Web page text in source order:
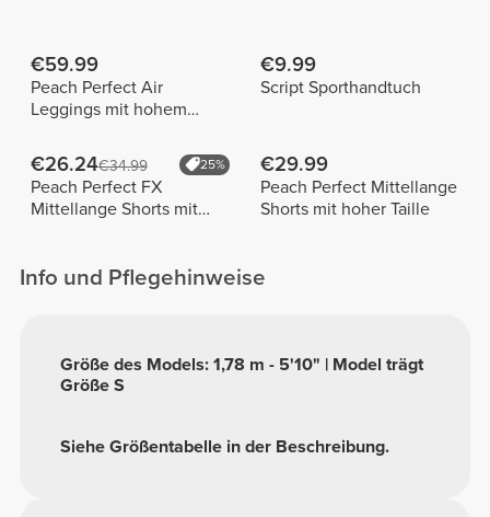
€59.99
Peach Perfect Air
Leggings mit hohem
€9.99
Script Sporthandtuch
€26.24€34.99 25%
Peach Perfect FX
Mittellange Shorts mit
€29.99
Peach Perfect Mittellange
Shorts mit hoher Taille
Info und Pflegehinweise
Siehe Größentabelle in der Beschreibung.
Größe des Models: 1,78 m - 5'10" | Model trägt
Größe S